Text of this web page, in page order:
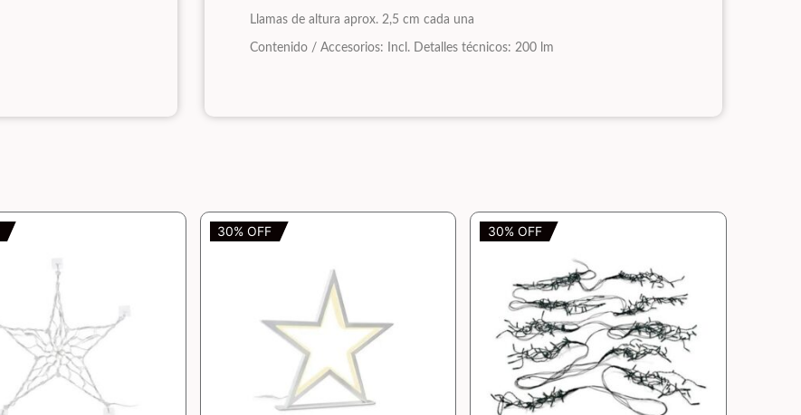
Llamas de altura aprox. 2,5 cm cada una
Contenido / Accesorios: Incl. Detalles técnicos: 200 lm
30% OFF 30% OFF